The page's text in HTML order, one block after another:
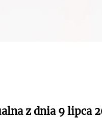
z dnia 9 lipca